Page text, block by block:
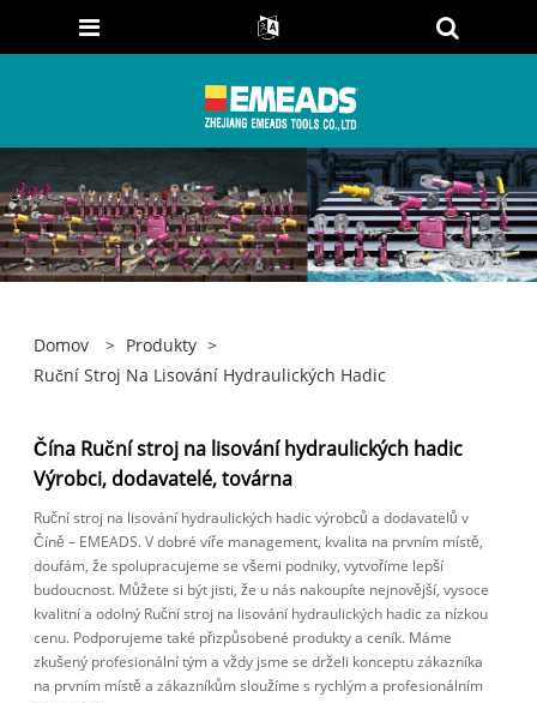
Domov > Produkty >
Ruční Stroj Na Lisování Hydraulických Hadic
Čína Ruční stroj na lisování hydraulických hadic
Výrobci, dodavatelé, továrna
Ruční stroj na lisování hydraulických hadic výrobců a dodavatelů v
Číně – EMEADS. V dobré víře management, kvalita na prvním místě,
doufám, že spolupracujeme se všemi podniky, vytvoříme lepší
budoucnost. Můžete si být jisti, že u nás nakoupíte nejnovější, vysoce
kvalitní a odolný Ruční stroj na lisování hydraulických hadic za nízkou
cenu. Podporujeme také přizpůsobené produkty a ceník. Máme
zkušený profesionální tým a vždy jsme se drželi konceptu zákazníka
na prvním místě a zákazníkům sloužíme s rychlým a profesionálním